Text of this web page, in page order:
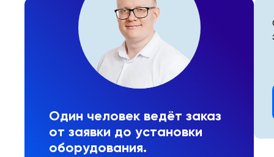
Один человек ведёт заказ
от заявки до установки
оборудования.